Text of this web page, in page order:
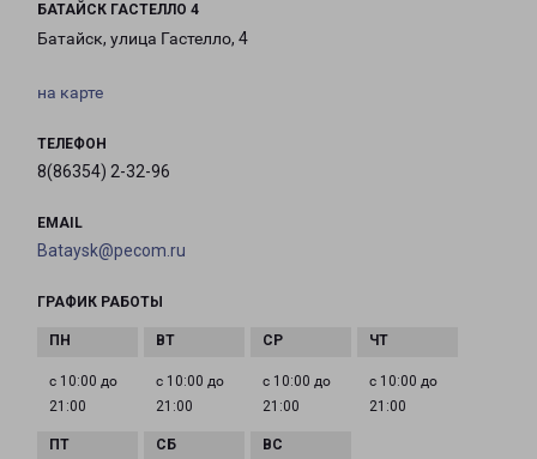
БАТАЙСК ГАСТЕЛЛО 4
Батайск, улица Гастелло, 4
на карте
ТЕЛЕФОН
8(86354) 2-32-96
EMAIL
Bataysk@pecom.ru
ГРАФИК РАБОТЫ
с 10:00 до
21:00
с 10:00 до
21:00
с 10:00 до
21:00
с 10:00 до
21:00